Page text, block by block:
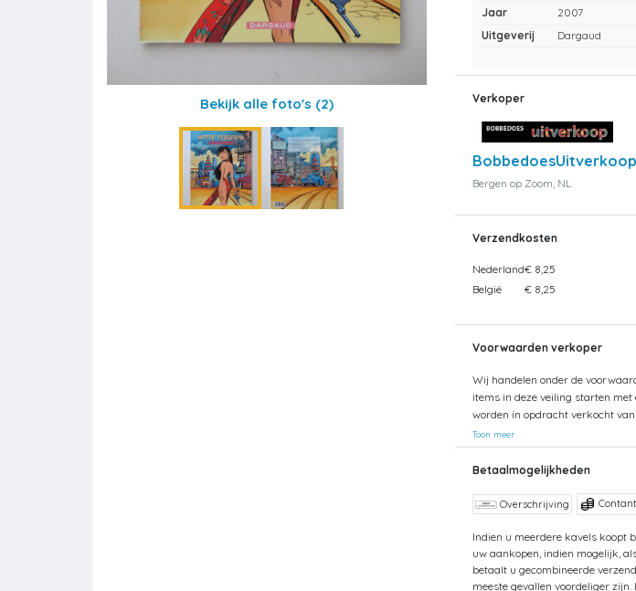
Bekijk alle foto's (2)
Jaar
2007
Uitgeverij
Dargaud
Verkoper
BobbedoesUitverkoop
Bergen op Zoom, NL
Verzendkosten
Nederland€ 8,25
België
€ 8,25
Voorwaarden verkoper
Wij handelen onder de
items in deze veiling starten
worden in opdracht verkocht
kavels kunnen tevens worden
worden gecombineerd
te kunnen beperken. Zendingen
hoger dan €75 wordt een
voorgesteld. De kosten hiervan
uitvallen dan het getoonde tarief
verkoopprijs niet altijd bekend
zending bent u verzekerd tegen
zending. Bij een standaard
Toon meer
Betaalmogelijkheden
Overschrijving Contant
Indien u meerdere kavels koopt
uw aankopen, indien mogelijk,
betaalt u gecombineerde
meeste gevallen voordeliger